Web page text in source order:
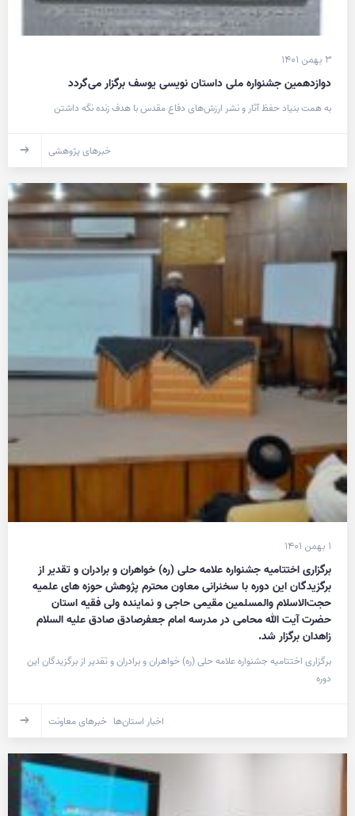
۳ بهمن ۱۴۰۱
دوازدهمین جشنواره ملی داستان نویسی یوسف برگزار می‌گردد
به همت بنیاد حفظ آثار و نشر ارزش‌های دفاع مقدس با هدف زنده نگه داشتن
خبرهای پژوهشی
۱ بهمن ۱۴۰۱
برگزاری اختتامیه جشنواره علامه حلی (ره) خواهران و برادران و تقدیر از
برگزیدگان این دوره با سخنرانی معاون محترم پژوهش حوزه های علمیه
حجت‌الاسلام والمسلمین مقیمی حاجی و نماینده ولی فقیه استان
حضرت آیت الله محامی در مدرسه امام جعفرصادق صادق علیه السلام
زاهدان برگزار شد.
برگزاری اختتامیه جشنواره علامه حلی (ره) خواهران و برادران و تقدیر از برگزیدگان این
دوره
اخبار استان‌ها خبرهای معاونت